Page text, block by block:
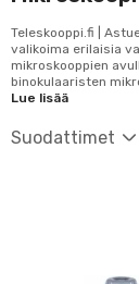
Suodattimet
Teleskooppi.fi |
valikoima erilaisia
mikroskooppien
binokulaaristen
mikroskooppien
mahdollisuuden
havaintoja
Lue lisää